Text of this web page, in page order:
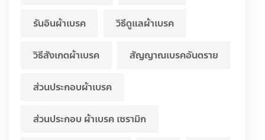
รันอินผ้าเบรค วิธีดูแลผ้าเบรค
วิธีสังเกตผ้าเบรค สัญญาณเบรคอันตราย
ส่วนประกอบผ้าเบรค
ส่วนประกอบ ผ้าเบรค เซรามิก